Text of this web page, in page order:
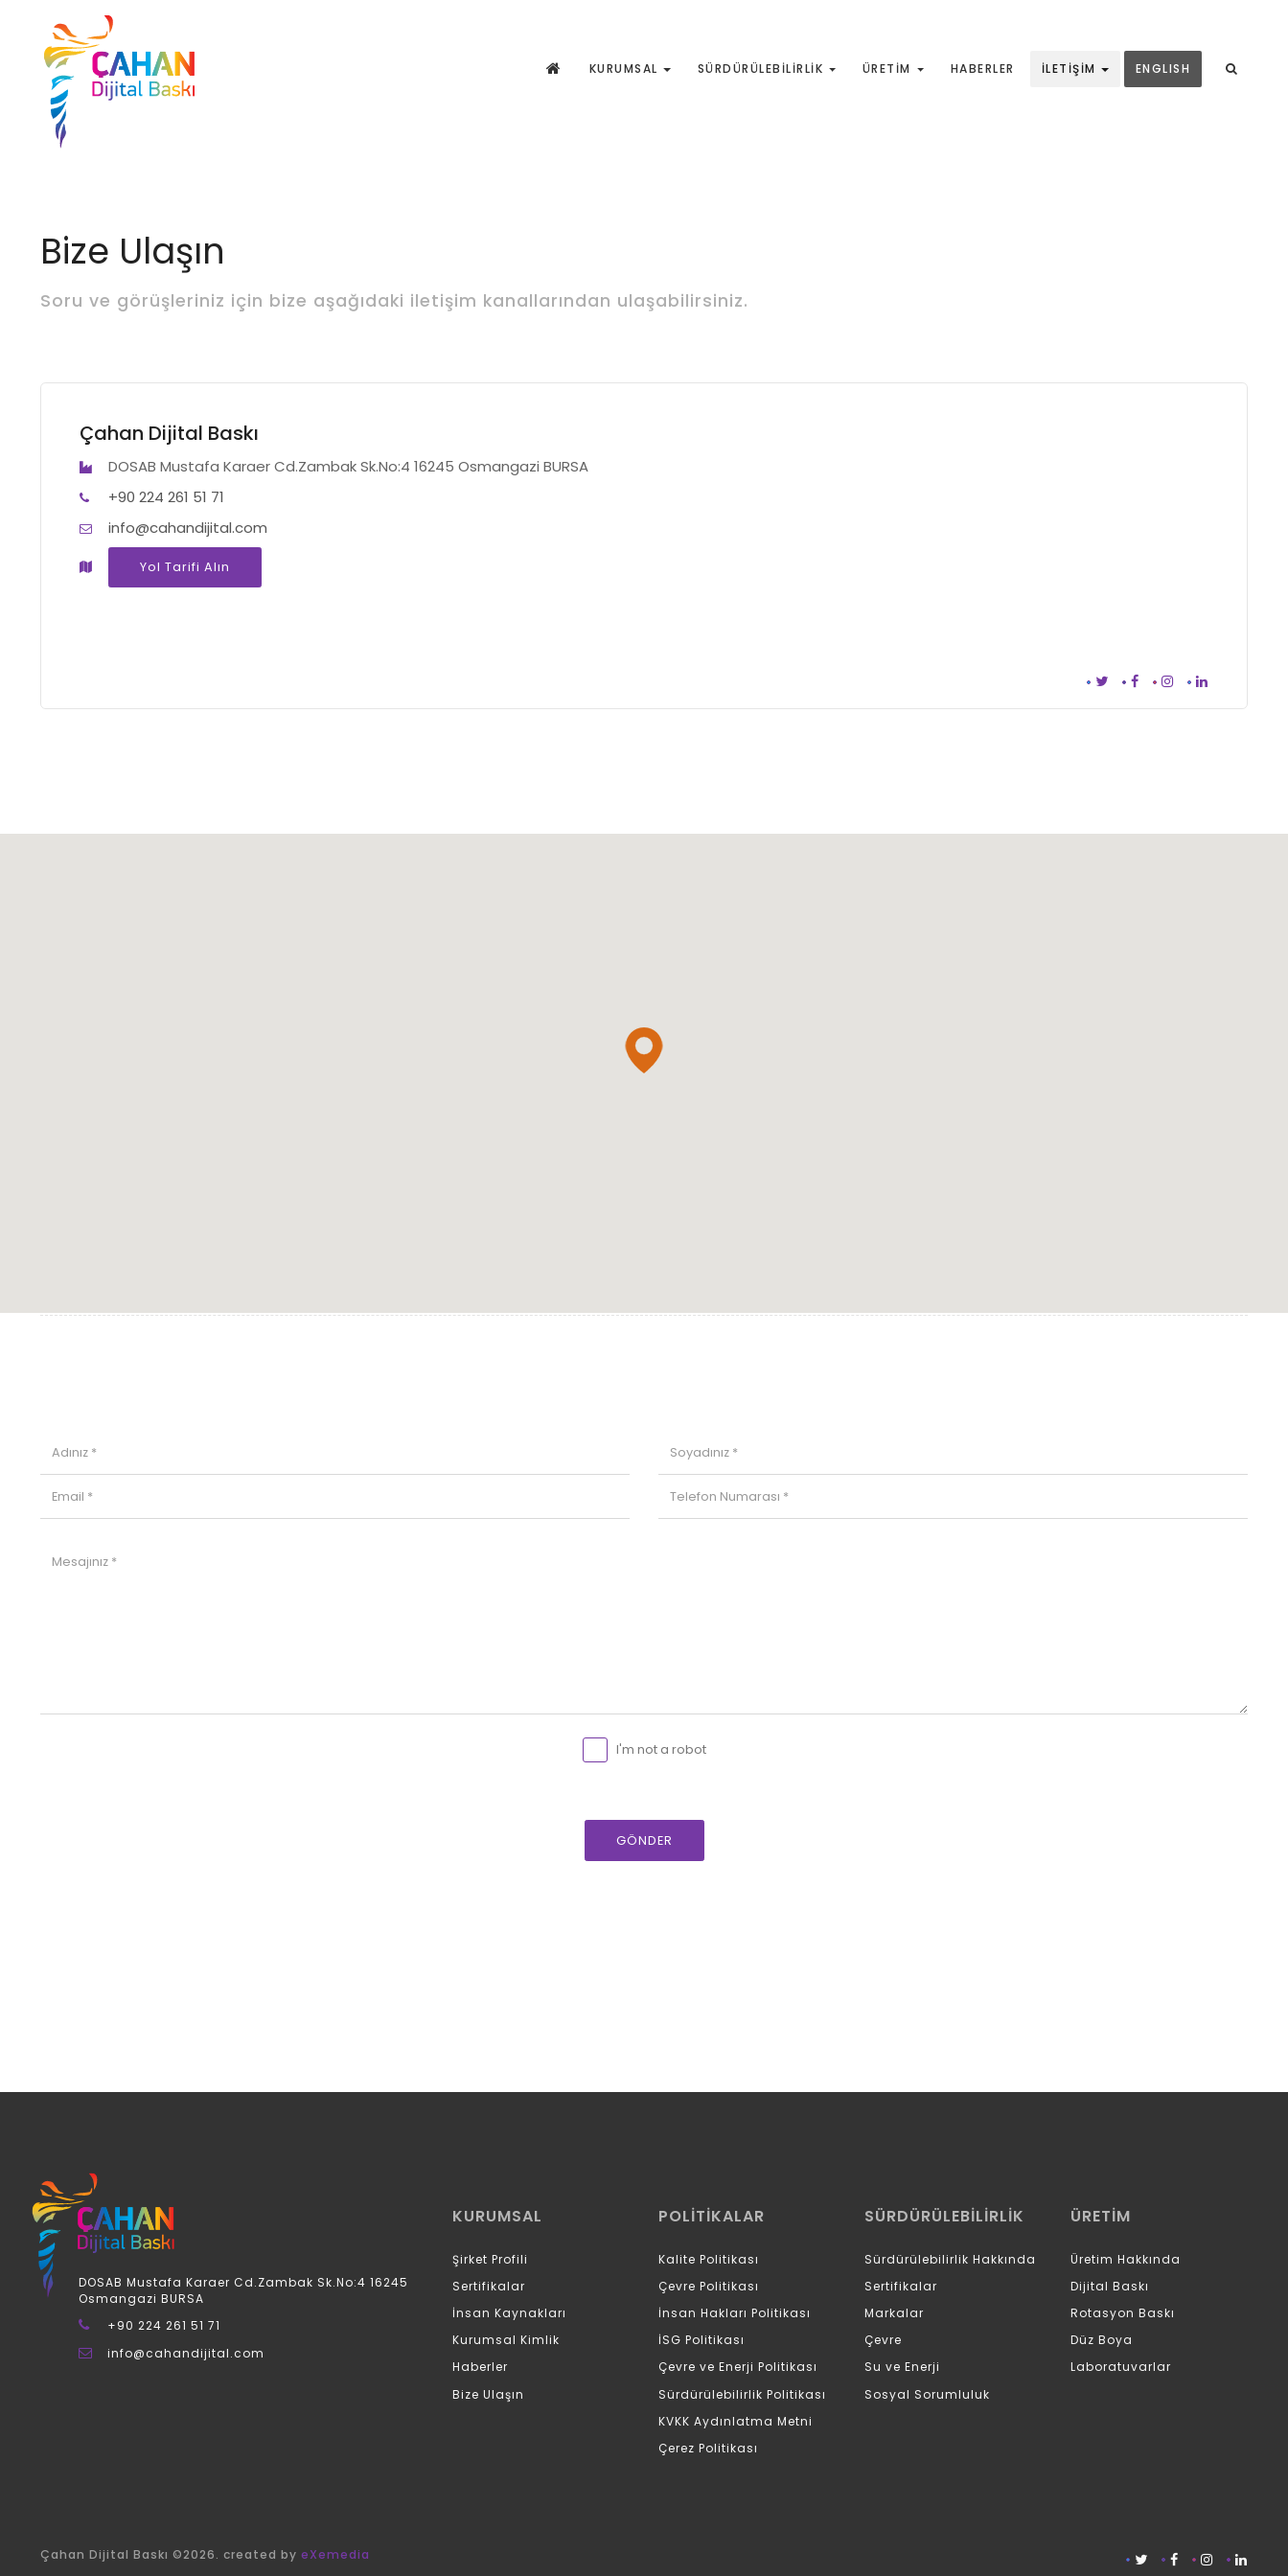
KURUMSAL SÜRDÜRÜLEBILIRLIK ÜRETIM HABERLER İLETIŞIM ENGLISH
Bize Ulaşın
Soru ve görüşleriniz için bize aşağıdaki iletişim kanallarından ulaşabilirsiniz.
Çahan Dijital Baskı
DOSAB Mustafa Karaer Cd.Zambak Sk.No:4 16245 Osmangazi BURSA
+90 224 261 51 71
info@cahandijital.com
Yol Tarifi Alın
I'm not a robot
GÖNDER
DOSAB Mustafa Karaer Cd.Zambak Sk.No:4 16245
Osmangazi BURSA
+90 224 261 51 71
info@cahandijital.com
KURUMSAL
Şirket Profili
Sertifikalar
İnsan Kaynakları
Kurumsal Kimlik
Haberler
Bize Ulaşın
POLİTİKALAR
Kalite Politikası
Çevre Politikası
İnsan Hakları Politikası
İSG Politikası
Çevre ve Enerji Politikası
Sürdürülebilirlik Politikası
KVKK Aydınlatma Metni
Çerez Politikası
SÜRDÜRÜLEBİLİRLİK
Sürdürülebilirlik Hakkında
Sertifikalar
Markalar
Çevre
Su ve Enerji
Sosyal Sorumluluk
ÜRETİM
Üretim Hakkında
Dijital Baskı
Rotasyon Baskı
Düz Boya
Laboratuvarlar
Çahan Dijital Baskı ©2026. created by eXemedia